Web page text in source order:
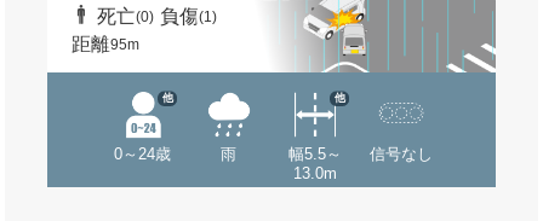
死亡(0) 負傷(1)
距離95m
0～24歳
他
雨
幅5.5～
13.0m
他
信号なし